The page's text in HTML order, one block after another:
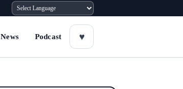
News Podcast